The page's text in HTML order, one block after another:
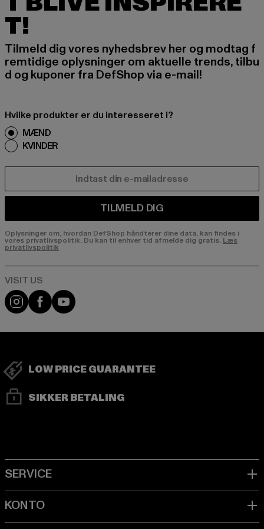
T!
Tilmeld dig vores nyhedsbrev her og modtag f
remtidige oplysninger om aktuelle trends, tilbu
d og kuponer fra DefShop via e-mail!
Hvilke produkter er du interesseret i?
MÆND
KVINDER
TILMELD DIG
Oplysninger om, hvordan DefShop håndterer dine data, kan findes i
vores privatlivspolitik. Du kan til enhver tid afmelde dig gratis. Læs
privatlivspolitik
Visit our Instagram page:
Visit our Facebook page:
Visit our YouTube channel:
LOW PRICE GUARANTEE
SIKKER BETALING